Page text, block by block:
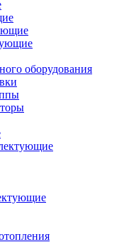
оборудования